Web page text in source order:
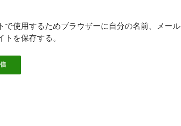
で使用するためブラウザーに自分の名前、メール
トを保存する。